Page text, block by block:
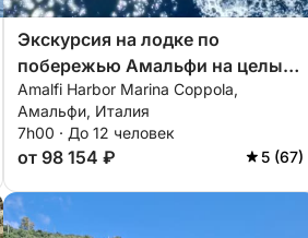
Экскурсия на лодке по
побережью Амальфи на целый
день — круиз по побережью с
комфортом и стилем
Amalfi Harbor Marina Coppola,
Амальфи, Италия
7h00 · До 12 человек
от 98 154 ₽ 5 (67)